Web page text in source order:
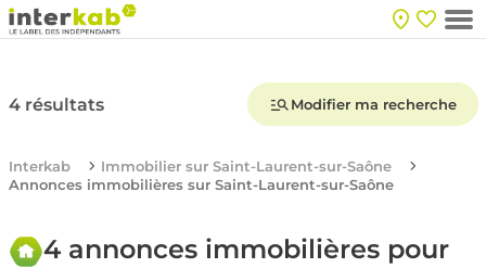
4 résultats Modifier ma recherche
Interkab
Immobilier sur Saint-Laurent-sur-Saône
Annonces immobilières sur Saint-Laurent-sur-Saône
4 annonces immobilières pour